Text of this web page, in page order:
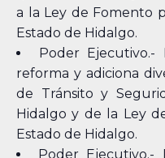
a la Ley de Fomento
Estado de Hidalgo.
Poder
reforma y adiciona
de Tránsito y
Hidalgo y de la Ley
Estado de Hidalgo.
Poder